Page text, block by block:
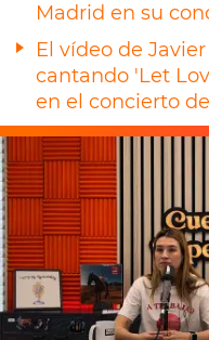
Madrid en su
El vídeo de
cantando 'Let
en el concierto